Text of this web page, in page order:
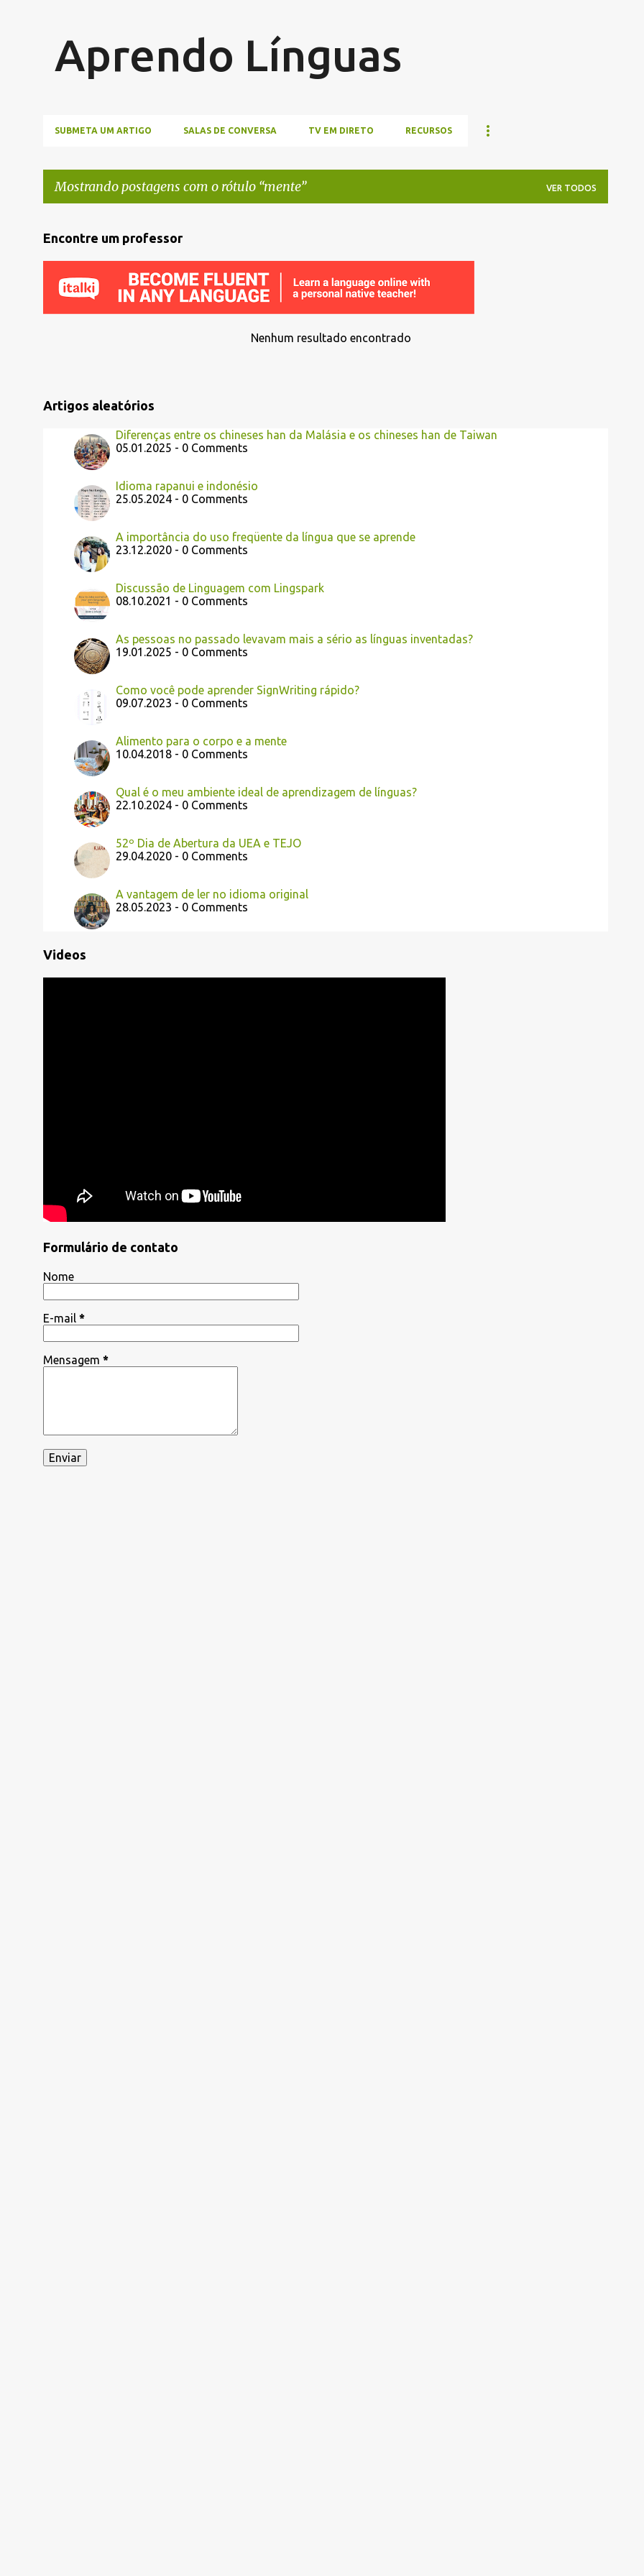
Aprendo Línguas
SUBMETA UM ARTIGO SALAS DE CONVERSA TV EM DIRETO RECURSOS
Mostrando postagens com o rótulo mente VER TODOS
P
o
a
s
Encontre um professor
Nenhum resultado encontrado
Artigos aleatórios
Diferenças entre os chineses han da Malásia e os chineses han de Taiwan
05.01.2025 - 0 Comments
Idioma rapanui e indonésio
25.05.2024 - 0 Comments
A importância do uso freqüente da língua que se aprende
23.12.2020 - 0 Comments
Discussão de Linguagem com Lingspark
08.10.2021 - 0 Comments
As pessoas no passado levavam mais a sério as línguas inventadas?
19.01.2025 - 0 Comments
Como você pode aprender SignWriting rápido?
09.07.2023 - 0 Comments
Alimento para o corpo e a mente
10.04.2018 - 0 Comments
Qual é o meu ambiente ideal de aprendizagem de línguas?
22.10.2024 - 0 Comments
52º Dia de Abertura da UEA e TEJO
29.04.2020 - 0 Comments
A vantagem de ler no idioma original
28.05.2023 - 0 Comments
Videos
Formulário de contato
Nome
E-mail *
Mensagem *